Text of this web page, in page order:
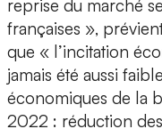
reprise du marché
françaises »,
que « l’incitation
jamais été aussi
économiques de la
2022 : réduction